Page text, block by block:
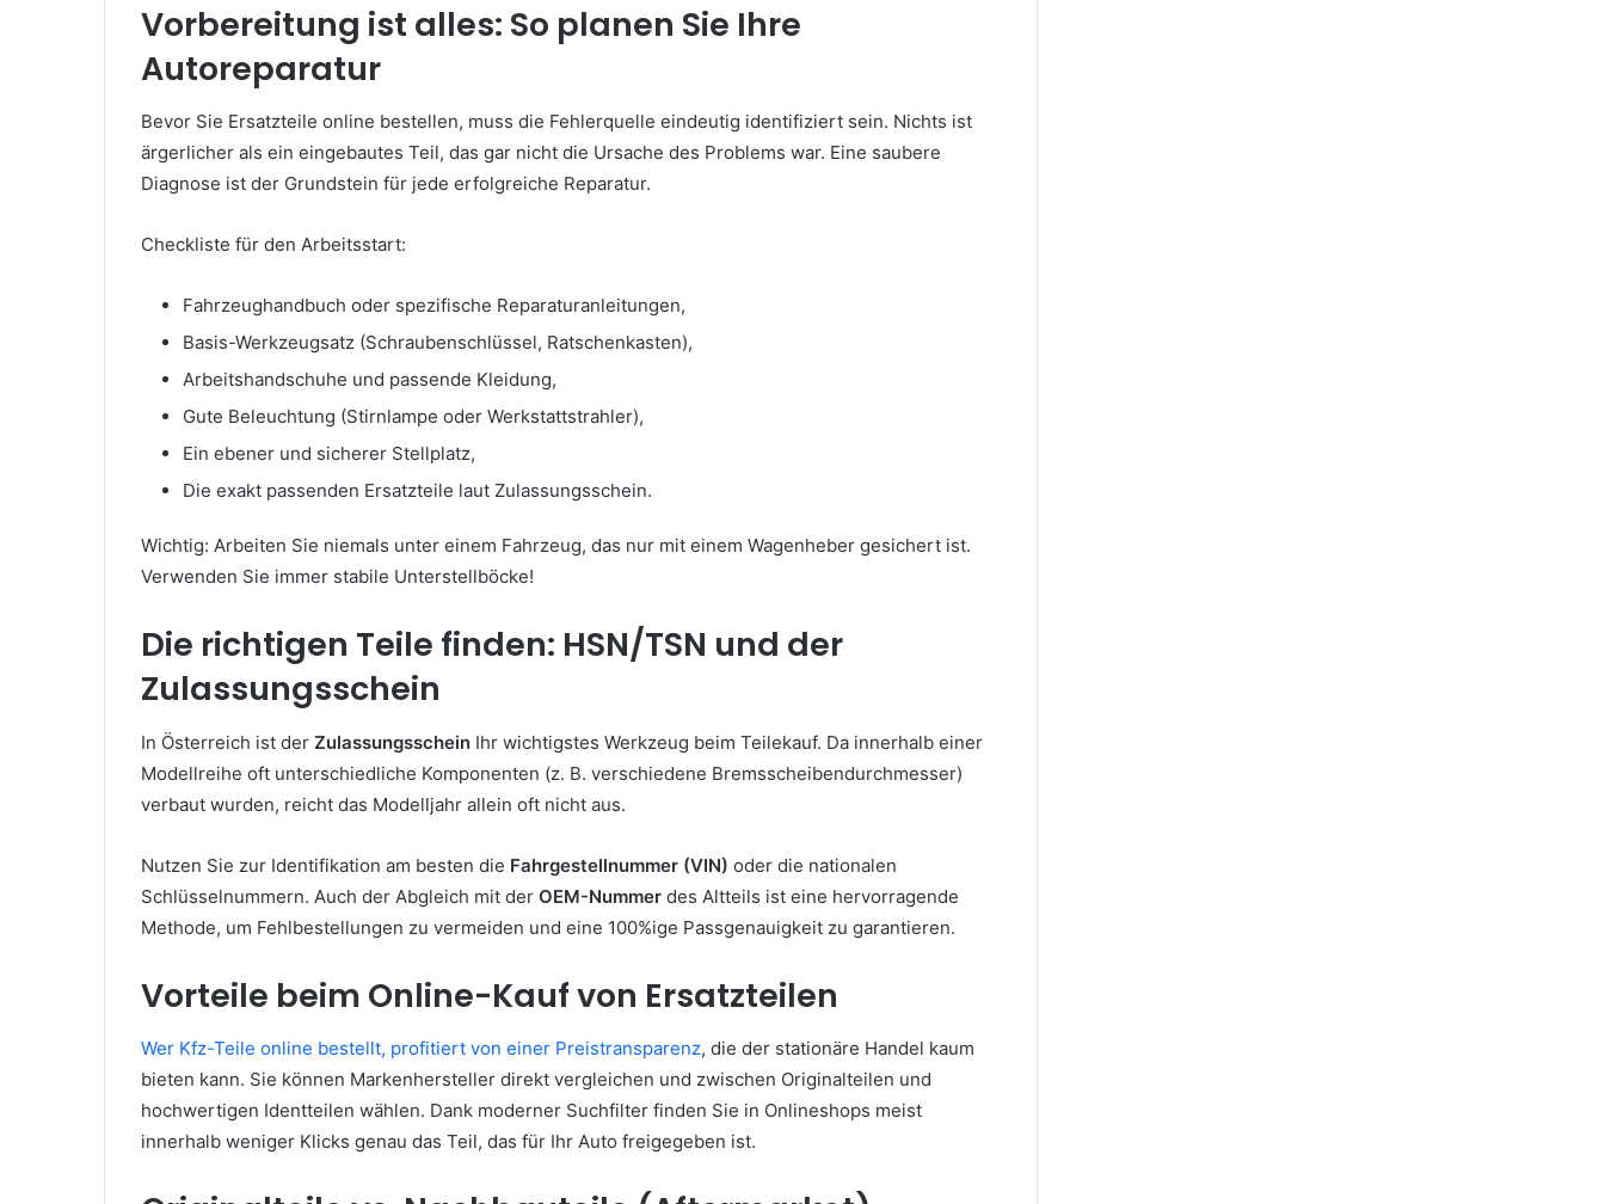
Vorbereitung ist alles: So planen Sie Ihre
Autoreparatur
Bevor Sie Ersatzteile online bestellen, muss die Fehlerquelle eindeutig identifiziert sein. Nichts ist
ärgerlicher als ein eingebautes Teil, das gar nicht die Ursache des Problems war. Eine saubere
Diagnose ist der Grundstein für jede erfolgreiche Reparatur.
Checkliste für den Arbeitsstart:
Fahrzeughandbuch oder spezifische Reparaturanleitungen,
Basis-Werkzeugsatz (Schraubenschlüssel, Ratschenkasten),
Arbeitshandschuhe und passende Kleidung,
Gute Beleuchtung (Stirnlampe oder Werkstattstrahler),
Ein ebener und sicherer Stellplatz,
Die exakt passenden Ersatzteile laut Zulassungsschein.
Wichtig: Arbeiten Sie niemals unter einem Fahrzeug, das nur mit einem Wagenheber gesichert ist.
Verwenden Sie immer stabile Unterstellböcke!
Die richtigen Teile finden: HSN/TSN und der
Zulassungsschein
In Österreich ist der Zulassungsschein Ihr wichtigstes Werkzeug beim Teilekauf. Da innerhalb einer
Modellreihe oft unterschiedliche Komponenten (z. B. verschiedene Bremsscheibendurchmesser)
verbaut wurden, reicht das Modelljahr allein oft nicht aus.
Nutzen Sie zur Identifikation am besten die Fahrgestellnummer (VIN) oder die nationalen
Schlüsselnummern. Auch der Abgleich mit der OEM-Nummer des Altteils ist eine hervorragende
Methode, um Fehlbestellungen zu vermeiden und eine 100%ige Passgenauigkeit zu garantieren.
Vorteile beim Online-Kauf von Ersatzteilen
Wer Kfz-Teile online bestellt, profitiert von einer Preistransparenz, die der stationäre Handel kaum
bieten kann. Sie können Markenhersteller direkt vergleichen und zwischen Originalteilen und
hochwertigen Identteilen wählen. Dank moderner Suchfilter finden Sie in Onlineshops meist
innerhalb weniger Klicks genau das Teil, das für Ihr Auto freigegeben ist.